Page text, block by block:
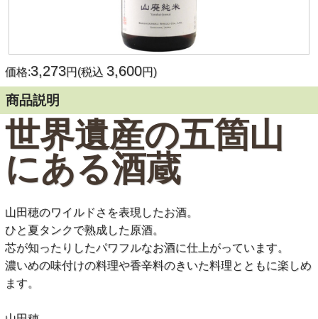
価格:3,273円(税込 3,600円)
商品説明
世界遺産の五箇山
にある酒蔵
山田穂のワイルドさを表現したお酒。
ひと夏タンクで熟成した原酒。
芯が知ったりしたパワフルなお酒に仕上がっています。
濃いめの味付けの料理や香辛料のきいた料理とともに楽しめ
ます。